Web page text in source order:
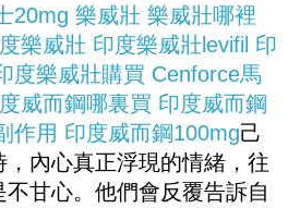
20mg 樂威壯 樂威壯哪裡
樂威壯 印度樂威壯levifil 印
度樂威壯購買 Cenforce馬
威而鋼哪裏買 印度威而鋼
作用 印度威而鋼100mg己
內心真正浮現的情緒，往
甘心。他們會反覆告訴自